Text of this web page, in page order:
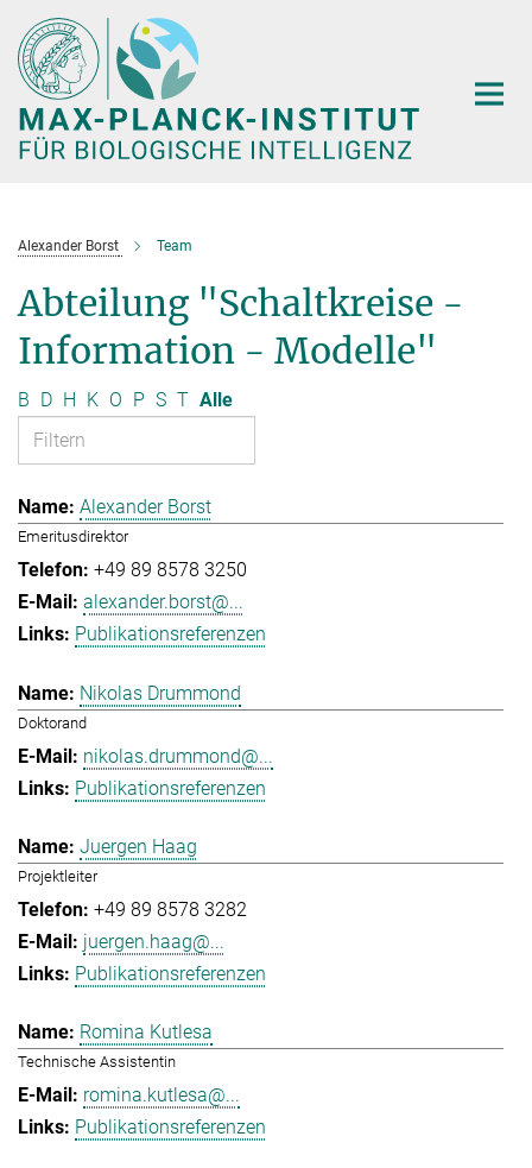
Hauptinhalt
Alexander Borst Team
Abteilung "Schaltkreise -
Information - Modelle"
B D H K O P S T Alle
Alexander Borst
Emeritusdirektor
+49 89 8578 3250
alexander.borst@...
Publikationsreferenzen
Nikolas Drummond
Doktorand
nikolas.drummond@...
Publikationsreferenzen
Juergen Haag
Projektleiter
+49 89 8578 3282
juergen.haag@...
Publikationsreferenzen
Romina Kutlesa
Technische Assistentin
romina.kutlesa@...
Publikationsreferenzen